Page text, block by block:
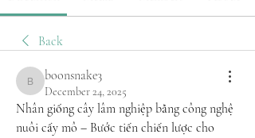
Back
boonsnake3
boonsnake3
December 24, 2025
Nhân giống cây lâm nghiệp bằng công nghệ
nuôi cấy mô – Bước tiến chiến lược cho